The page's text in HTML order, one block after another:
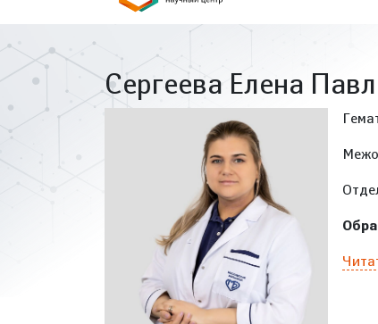
Сергеева Елена